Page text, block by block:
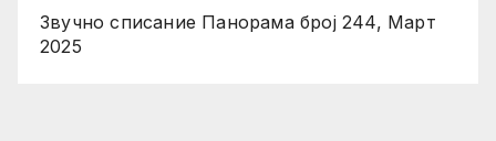
Звучно списание Панорама број 244, Март
2025